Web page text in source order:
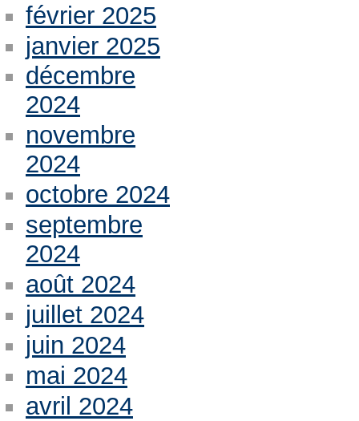
février 2025
janvier 2025
décembre
2024
novembre
2024
octobre 2024
septembre
2024
août 2024
juillet 2024
juin 2024
mai 2024
avril 2024